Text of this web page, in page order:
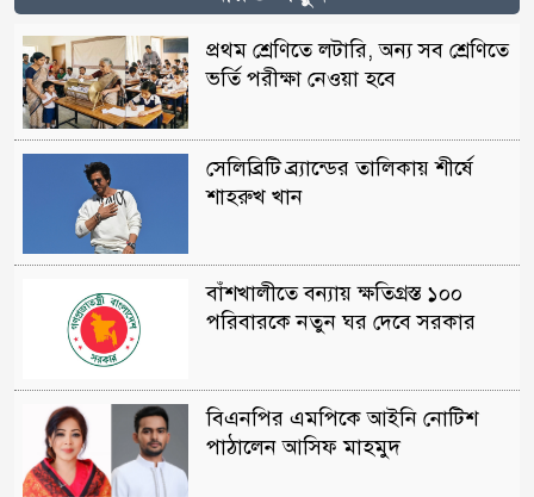
প্রথম শ্রেণিতে লটারি, অন্য সব শ্রেণিতে
ভর্তি পরীক্ষা নেওয়া হবে
সেলিব্রিটি ব্র্যান্ডের তালিকায় শীর্ষে
শাহরুখ খান
বাঁশখালীতে বন্যায় ক্ষতিগ্রস্ত ১০০
পরিবারকে নতুন ঘর দেবে সরকার
বিএনপির এমপিকে আইনি নোটিশ
পাঠালেন আসিফ মাহমুদ